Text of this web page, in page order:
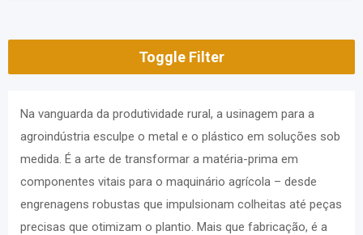
Toggle Filter
Na vanguarda da produtividade rural, a usinagem para a
agroindústria esculpe o metal e o plástico em soluções sob
medida. É a arte de transformar a matéria-prima em
componentes vitais para o maquinário agrícola – desde
engrenagens robustas que impulsionam colheitas até peças
precisas que otimizam o plantio. Mais que fabricação, é a